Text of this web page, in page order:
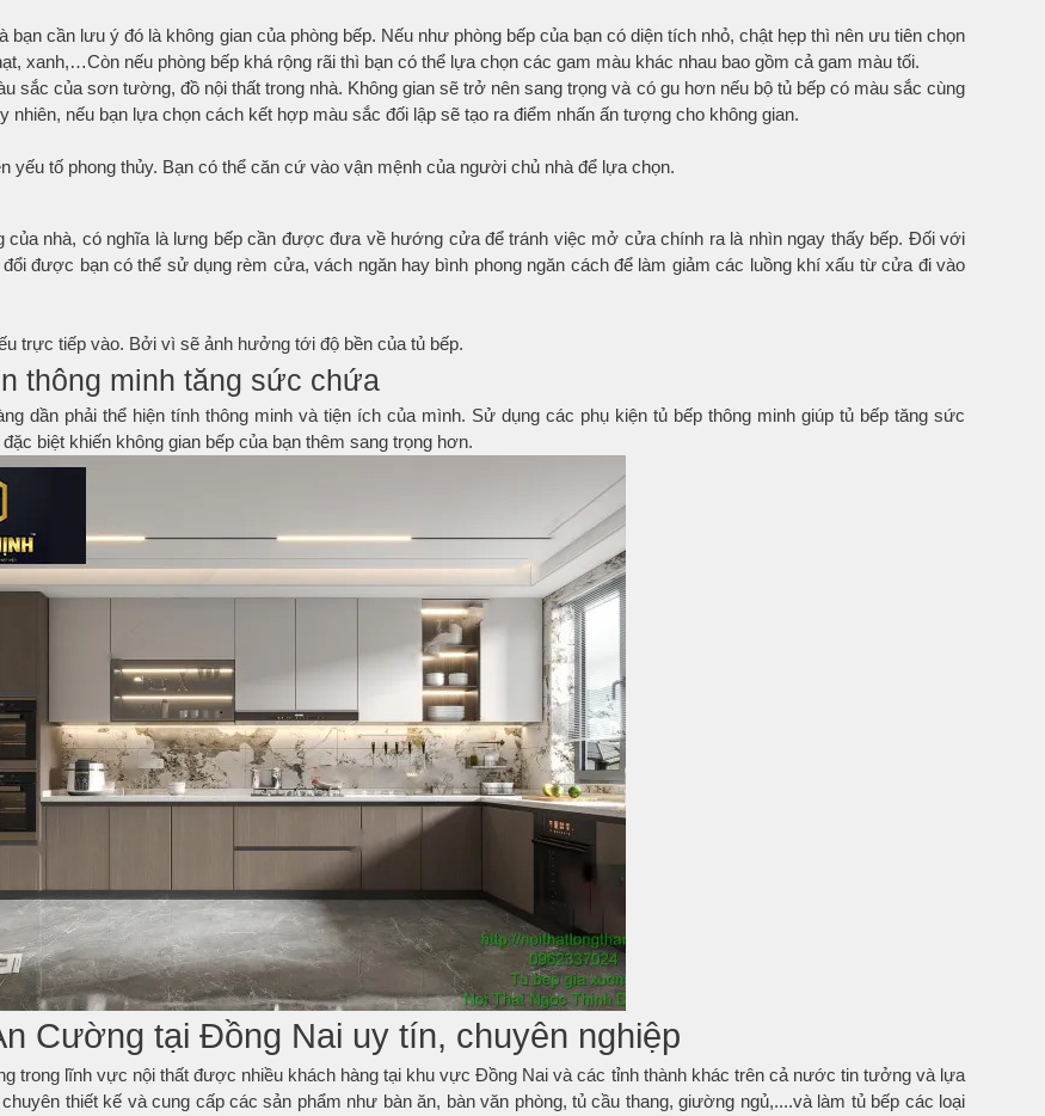
cần lưu ý đó là không gian của phòng bếp. Nếu như phòng bếp của bạn có diện tích nhỏ, chật hẹp thì nên ưu tiên chọn
xanh,…Còn nếu phòng bếp khá rộng rãi thì bạn có thể lựa chọn các gam màu khác nhau bao gồm cả gam màu tối.
sắc của sơn tường, đồ nội thất trong nhà. Không gian sẽ trở nên sang trọng và có gu hơn nếu bộ tủ bếp có màu sắc cùng
nếu bạn lựa chọn cách kết hợp màu sắc đối lập sẽ tạo ra điểm nhấn ấn tượng cho không gian.
tố phong thủy. Bạn có thể căn cứ vào vận mệnh của người chủ nhà để lựa chọn.
nhà, có nghĩa là lưng bếp cần được đưa về hướng cửa để tránh việc mở cửa chính ra là nhìn ngay thấy bếp. Đối với
được bạn có thể sử dụng rèm cửa, vách ngăn hay bình phong ngăn cách để làm giảm các luồng khí xấu từ cửa đi vào
trực tiếp vào. Bởi vì sẽ ảnh hưởng tới độ bền của tủ bếp.
thông minh tăng sức chứa
dần phải thể hiện tính thông minh và tiện ích của mình. Sử dụng các phụ kiện tủ bếp thông minh giúp tủ bếp tăng sức
biệt khiến không gian bếp của bạn thêm sang trọng hơn.
Cường tại Đồng Nai uy tín, chuyên nghiệp
trong lĩnh vực nội thất được nhiều khách hàng tại khu vực Đồng Nai và các tỉnh thành khác trên cả nước tin tưởng và lựa
thiết kế và cung cấp các sản phẩm như bàn ăn, bàn văn phòng, tủ cầu thang, giường ngủ,....và làm tủ bếp các loại